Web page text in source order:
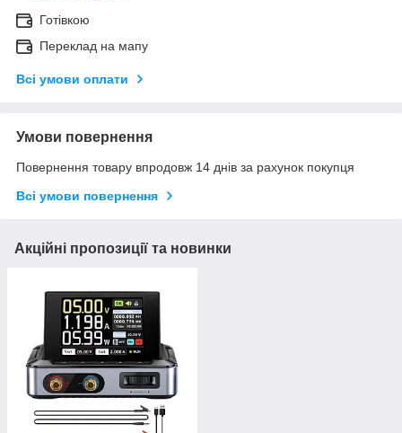
Готівкою
Переклад на мапу
Всі умови оплати
Умови повернення
Повернення товару впродовж 14 днів за рахунок покупця
Всі умови повернення
Акційні пропозиції та новинки